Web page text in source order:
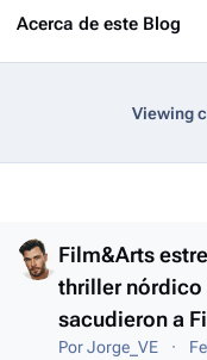
Acerca de este Blog
Viewing
Film&Arts
thriller nórdico
sacudieron a
PorJorge_VE